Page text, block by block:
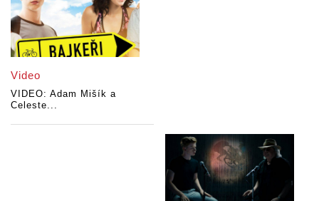
Video
VIDEO: Adam Mišík a
Celeste...